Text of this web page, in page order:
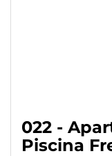
022 -
Piscina